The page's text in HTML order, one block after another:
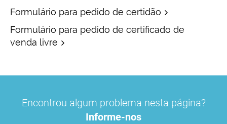
Formulário para pedido de certidão
Formulário para pedido de certificado de
venda livre
Encontrou algum problema nesta página?
Informe-nos